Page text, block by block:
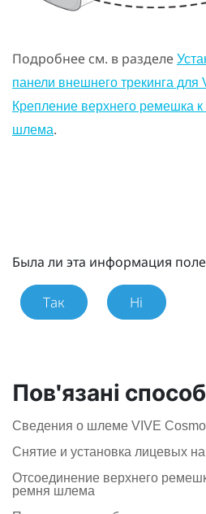
Подробнее см. в разделе
панели внешнего трекинга для
Крепление верхнего ремешка
шлема.
Была ли эта информация
Так Ні
Пов'язані
Сведения о шлеме VIVE
Снятие и установка лицевых
Отсоединение верхнего
ремня шлема